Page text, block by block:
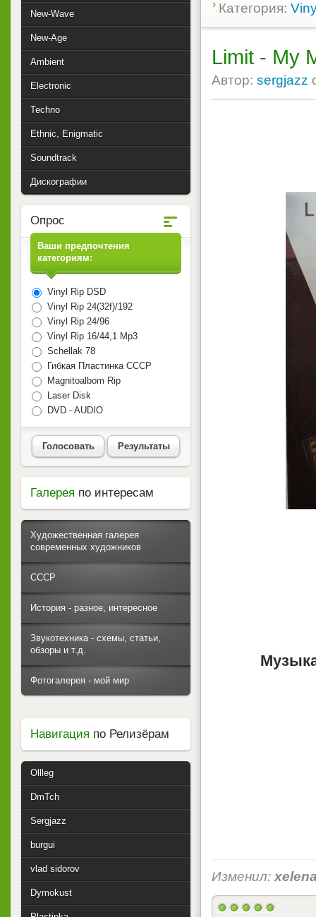
Категория:
Limit - My
Автор: sergjazz
Изменил:
New-Wave
New-Age
Ambient
Electronic
Techno
Ethnic, Enigmatic
Soundtrack
Дискографии
Опрос
Ваши предпочтения
категориям:
Vinyl Rip DSD
Vinyl Rip 24(32f)/192
Vinyl Rip 24/96
Vinyl Rip 16/44,1 Mp3
Schellak 78
Гибкая Пластинка СССР
Magnitoalbom Rip
Laser Disk
DVD - AUDIO
Голосовать Результаты
Галерея по интересам
Художественная галерея
современных художников
СССР
История - разное, интересное
Звукотехника - схемы, статьи,
обзоры и т.д.
Фотогалерея - мой мир
Навигация по Релизёрам
Ollleg
DmTch
Sergjazz
burgui
vlad sidorov
Dymokust